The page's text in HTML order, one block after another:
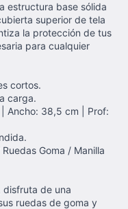
estructura base sólida
superior de tela
la protección de tus
para cualquier
cortos.
carga.
Ancho: 38,5 cm | Prof:
Goma / Manilla
disfruta de una
ruedas de goma y